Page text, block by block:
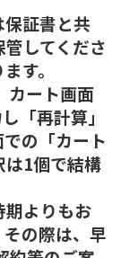
証書と共
してくださ
す。
カート画面
「再計算」
の「カート
は1個で結構
よりもお
の際は、早